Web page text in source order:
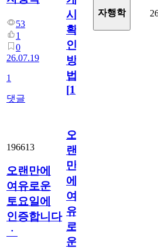
53
1
0
26.07.19
1
댓글
시
확
인
방
법
[1]
자행학
196613
오랜만에
여유로운
토요일에
인증합니다
ㆍ
오
랜
만
에
여
유
로
운